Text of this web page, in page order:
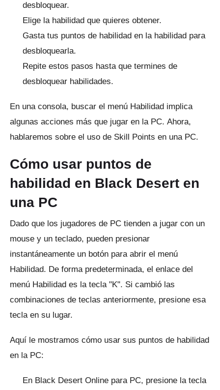
desbloquear.
Elige la habilidad que quieres obtener.
Gasta tus puntos de habilidad en la habilidad para
desbloquearla.
Repite estos pasos hasta que termines de
desbloquear habilidades.
En una consola, buscar el menú Habilidad implica
algunas acciones más que jugar en la PC. Ahora,
hablaremos sobre el uso de Skill Points en una PC.
Cómo usar puntos de
habilidad en Black Desert en
una PC
Dado que los jugadores de PC tienden a jugar con un
mouse y un teclado, pueden presionar
instantáneamente un botón para abrir el menú
Habilidad. De forma predeterminada, el enlace del
menú Habilidad es la tecla "K". Si cambió las
combinaciones de teclas anteriormente, presione esa
tecla en su lugar.
Aquí le mostramos cómo usar sus puntos de habilidad
en la PC:
En Black Desert Online para PC, presione la tecla